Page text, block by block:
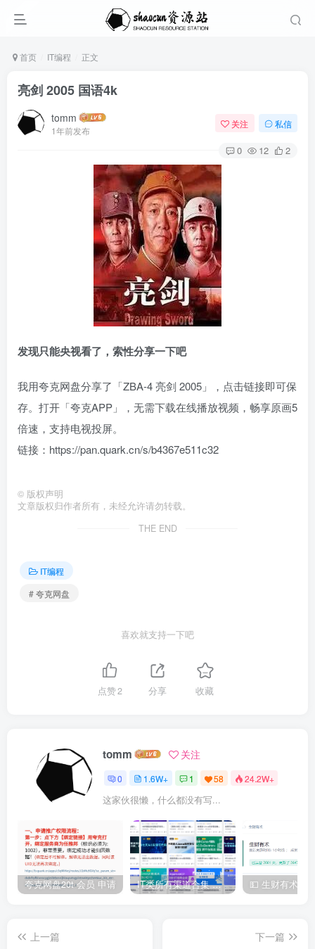
首页 IT编程 正文
亮剑 2005 国语4k
tomm
1年前发布
关注 私信
0 12 2
发现只能央视看了，索性分享一下吧
我用夸克网盘分享了「ZBA-4 亮剑 2005」，点击链接即可保
存。打开「夸克APP」，无需下载在线播放视频，畅享原画5
倍速，支持电视投屏。
链接：https://pan.quark.cn/s/b4367e511c32
© 版权声明
文章版权归作者所有，未经允许请勿转载。
THE END
IT编程
# 夸克网盘
喜欢就支持一下吧
点赞2 分享 收藏
tomm 关注
0 1.6W+ 1 58 24.2W+
这家伙很懒，什么都没有写...
夸克网盘20t 会员 申请 IT类所有渠道合集 持续日更，目前近四千多条资源 年费用户微信私信获取权限
上一篇
下一篇